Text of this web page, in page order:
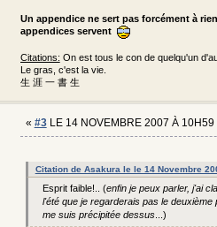
Un appendice ne sert pas forcément à
appendices servent
Citations: On est tous le con de quelqu'un
Le gras, c'est la vie.
生 涯 一 書 生
« #3LE 14 NOVEMBRE 2007 À 10H59
Citation de Asakura le le 14 Novembre
Esprit faible!.. (enfin je peux parler, j'ai
l'été que je regarderais pas le deuxième
me suis précipitée dessus...)